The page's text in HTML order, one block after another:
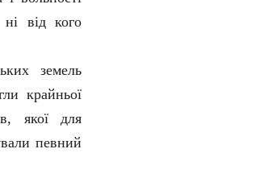
від кого
земель
крайньої
якої для
певний